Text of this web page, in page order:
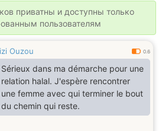
приватны и доступны только
пользователям
Ouzou 0.6
Sérieux dans ma démarche pour une
relation halal. J'espère rencontrer
une femme avec qui terminer le bout
du chemin qui reste.